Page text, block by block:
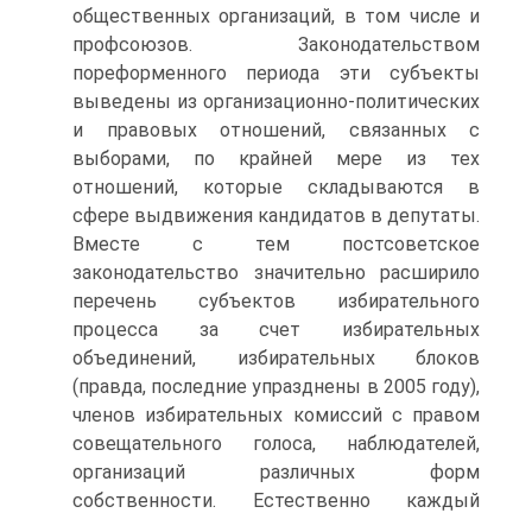
общественных организаций, в том числе и
профсоюзов. Законодательством
пореформенного периода эти субъекты
выведены из организационно-политических
и правовых отношений, связанных с
выборами, по крайней мере из тех
отношений, которые складываются в
сфере выдвижения кандидатов в депутаты.
Вместе с тем постсоветское
законодательство значительно расширило
перечень субъектов избирательного
процесса за счет избирательных
объединений, избирательных блоков
(правда, последние упразднены в 2005 году),
членов избирательных комиссий с правом
совещательного голоса, наблюдателей,
организаций различных форм
собственности. Естественно каждый